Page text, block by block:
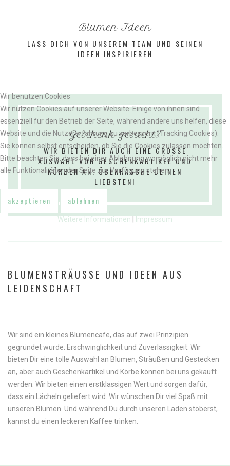
Blumen Ideen
LASS DICH VON UNSEREM TEAM UND SEINEN
IDEEN INSPIRIEREN
Geschenk gesucht?
WIR BIETEN DIR AUCH EINE GROSSE
AUSWAHL VON GESCHENKARTIKEL UND
KÖRBEN AN. ÜBERRASCHE DEINEN
LIEBSTEN!
BLUMENSTRÄUSSE UND IDEEN AUS
LEIDENSCHAFT
Wir sind ein kleines Blumencafe, das auf zwei Prinzipien
gegründet wurde: Erschwinglichkeit und Zuverlässigkeit. Wir
bieten Dir eine tolle Auswahl an Blumen, Sträußen und Gestecken
an, aber auch Geschenkartikel und Körbe können bei uns gekauft
werden. Wir bieten einen erstklassigen Wert und sorgen dafür,
dass ein Lächeln geliefert wird. Wir wünschen Dir viel Spaß mit
unseren Blumen. Und während Du durch unseren Laden stöberst,
kannst du einen leckeren Kaffee trinken.
Wir benutzen Cookies
Wir nutzen Cookies auf unserer Website. Einige von ihnen sind
essenziell für den Betrieb der Seite, während andere uns helfen, diese
Website und die Nutzererfahrung zu verbessern (Tracking Cookies).
Sie können selbst entscheiden, ob Sie die Cookies zulassen möchten.
Bitte beachten Sie, dass bei einer Ablehnung womöglich nicht mehr
alle Funktionalitäten der Seite zur Verfügung stehen.
akzeptieren ablehnen
Weitere Informationen|Impressum